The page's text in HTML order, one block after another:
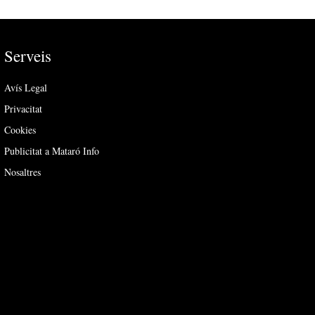
Serveis
Avís Legal
Privacitat
Cookies
Publicitat a Mataró Info
Nosaltres